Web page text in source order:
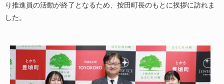
り推進員の活動が終了となるため、按田町長のもとに挨拶に訪れま
した。